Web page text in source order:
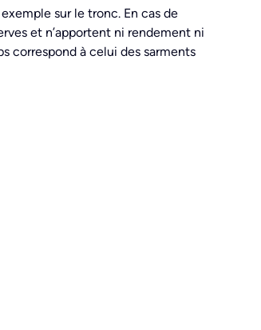
sur le tronc. En cas de
et n’apportent ni rendement ni
correspond à celui des sarments